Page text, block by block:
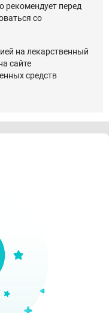
рекомендует перед
со
на лекарственный
сайте
средств